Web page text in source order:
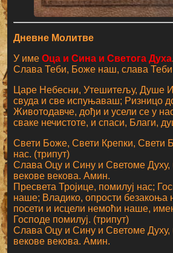
Дневне Молитве
У имеОца и Сина и Светога Духа
Слава Теби, Боже наш, слава
Царе Небесни, Утешитељу, Душе
свуда и све испуњаваш; Ризницо
Животодавче, дођи и усели се у
сваке нечистоте, и спаси, Благи,
Свети Боже, Свети Крепки, Свети
нас. (трипут)
Слава Оцу и Сину и Светоме Духу,
векове векова. Амин.
Пресвета Тројице, помилуј нас;
наше; Владико, опрости безакоња
посети и исцели немоћи наше,
Господе помилуј. (трипут)
Слава Оцу и Сину и Светоме Духу,
векове векова. Амин.